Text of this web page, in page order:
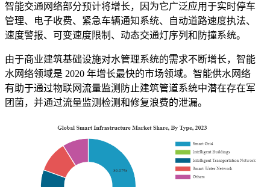
智能交通网络部分预计将增长，因为它广泛应用于实时停车
管理、电子收费、紧急车辆通知系统、自动道路速度执法、
速度警报、可变速度限制、动态交通灯序列和防撞系统。
由于商业建筑基础设施对水管理系统的需求不断增长，智能
水网络领域是 2020 年增长最快的市场领域。智能供水网络
有助于通过物联网流量监测防止建筑管道系统中潜在存在军
团菌，并通过流量监测检测和修复浪费的泄漏。